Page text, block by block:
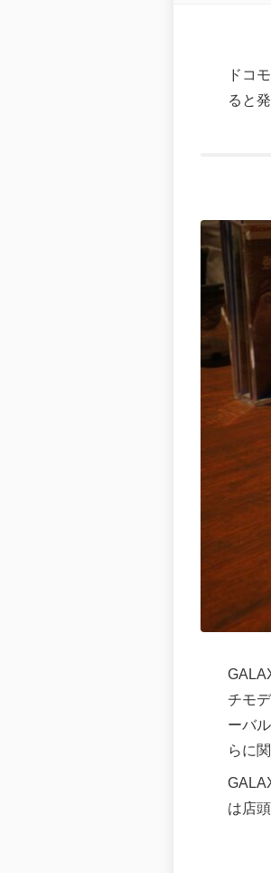
ドコ
ると
チモ
ーバ
らに
は店